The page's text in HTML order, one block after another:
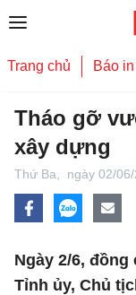
Trang chủ Báo in
Tháo gỡ
xây dựng
Thứ Ba, ngày 02/
Ngày 2/6,
Tỉnh ủy, Chủ